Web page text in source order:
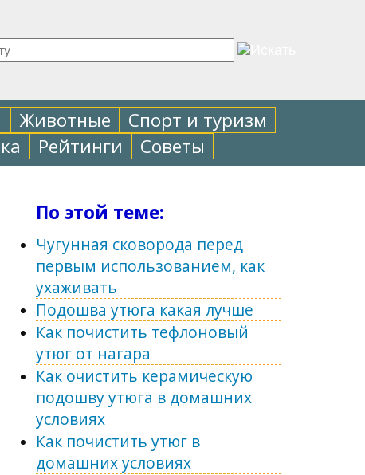
Животные
Спорт и туризм
Рейтинги Советы
По этой теме:
Чугунная сковорода перед
первым использованием, как
ухаживать
Подошва утюга какая лучше
Как почистить тефлоновый
утюг от нагара
Как очистить керамическую
подошву утюга в домашних
условиях
Как почистить утюг в
домашних условиях